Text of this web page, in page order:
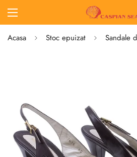
Acasa Stoc epuizat